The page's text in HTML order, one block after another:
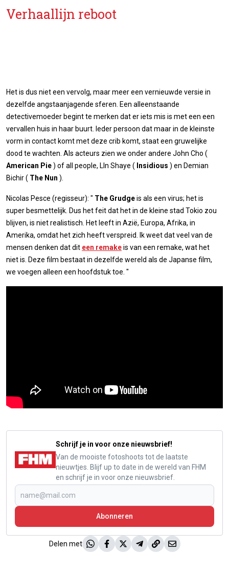
Verhaallijn reboot
Het is dus niet een vervolg, maar meer een vernieuwde versie in
dezelfde angstaanjagende sferen. Een alleenstaande
detectivemoeder begint te merken dat er iets mis is met een een
vervallen huis in haar buurt. Ieder persoon dat maar in de kleinste
vorm in contact komt met deze crib komt, staat een gruwelijke
dood te wachten. Als acteurs zien we onder andere John Cho (
American Pie) of all people, LIn Shaye ( Insidious ) en Demian
Bichir ( The Nun ).
Nicolas Pesce (regisseur): " The Grudgeis als een virus; het is
super besmettelijk. Dus het feit dat het in de kleine stad Tokio zou
blijven, is niet realistisch. Het leeft in Azië, Europa, Afrika, in
Amerika, omdat het zich heeft verspreid. Ik weet dat veel van de
mensen denken dat dit een remakeis van een remake, wat het
niet is. Deze film bestaat in dezelfde wereld als de Japanse film,
we voegen alleen een hoofdstuk toe. "
Schrijf je in voor onze nieuwsbrief!
Van de mooiste fotoshoots tot de laatste
nieuwtjes. Blijf up to date in de wereld van FHM
en schrijf je in voor onze nieuwsbrief.
Abonneren
Delen met